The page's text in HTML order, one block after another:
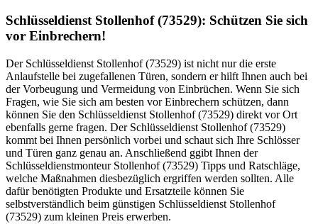
Schlüsseldienst Stollenhof (73529): Schützen Sie sich
vor Einbrechern!
Der Schlüsseldienst Stollenhof (73529) ist nicht nur die erste
Anlaufstelle bei zugefallenen Türen, sondern er hilft Ihnen auch bei
der Vorbeugung und Vermeidung von Einbrüchen. Wenn Sie sich
Fragen, wie Sie sich am besten vor Einbrechern schützen, dann
können Sie den Schlüsseldienst Stollenhof (73529) direkt vor Ort
ebenfalls gerne fragen. Der Schlüsseldienst Stollenhof (73529)
kommt bei Ihnen persönlich vorbei und schaut sich Ihre Schlösser
und Türen ganz genau an. Anschließend ggibt Ihnen der
Schlüsseldienstmonteur Stollenhof (73529) Tipps und Ratschläge,
welche Maßnahmen diesbezüglich ergriffen werden sollten. Alle
dafür benötigten Produkte und Ersatzteile können Sie
selbstverständlich beim günstigen Schlüsseldienst Stollenhof
(73529) zum kleinen Preis erwerben.